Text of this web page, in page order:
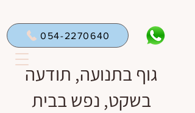
054-2270640
גוף בתנועה, תודעה
בשקט, נפש בבית